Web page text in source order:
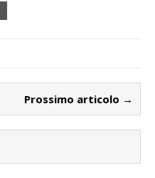
Prossimo articolo →